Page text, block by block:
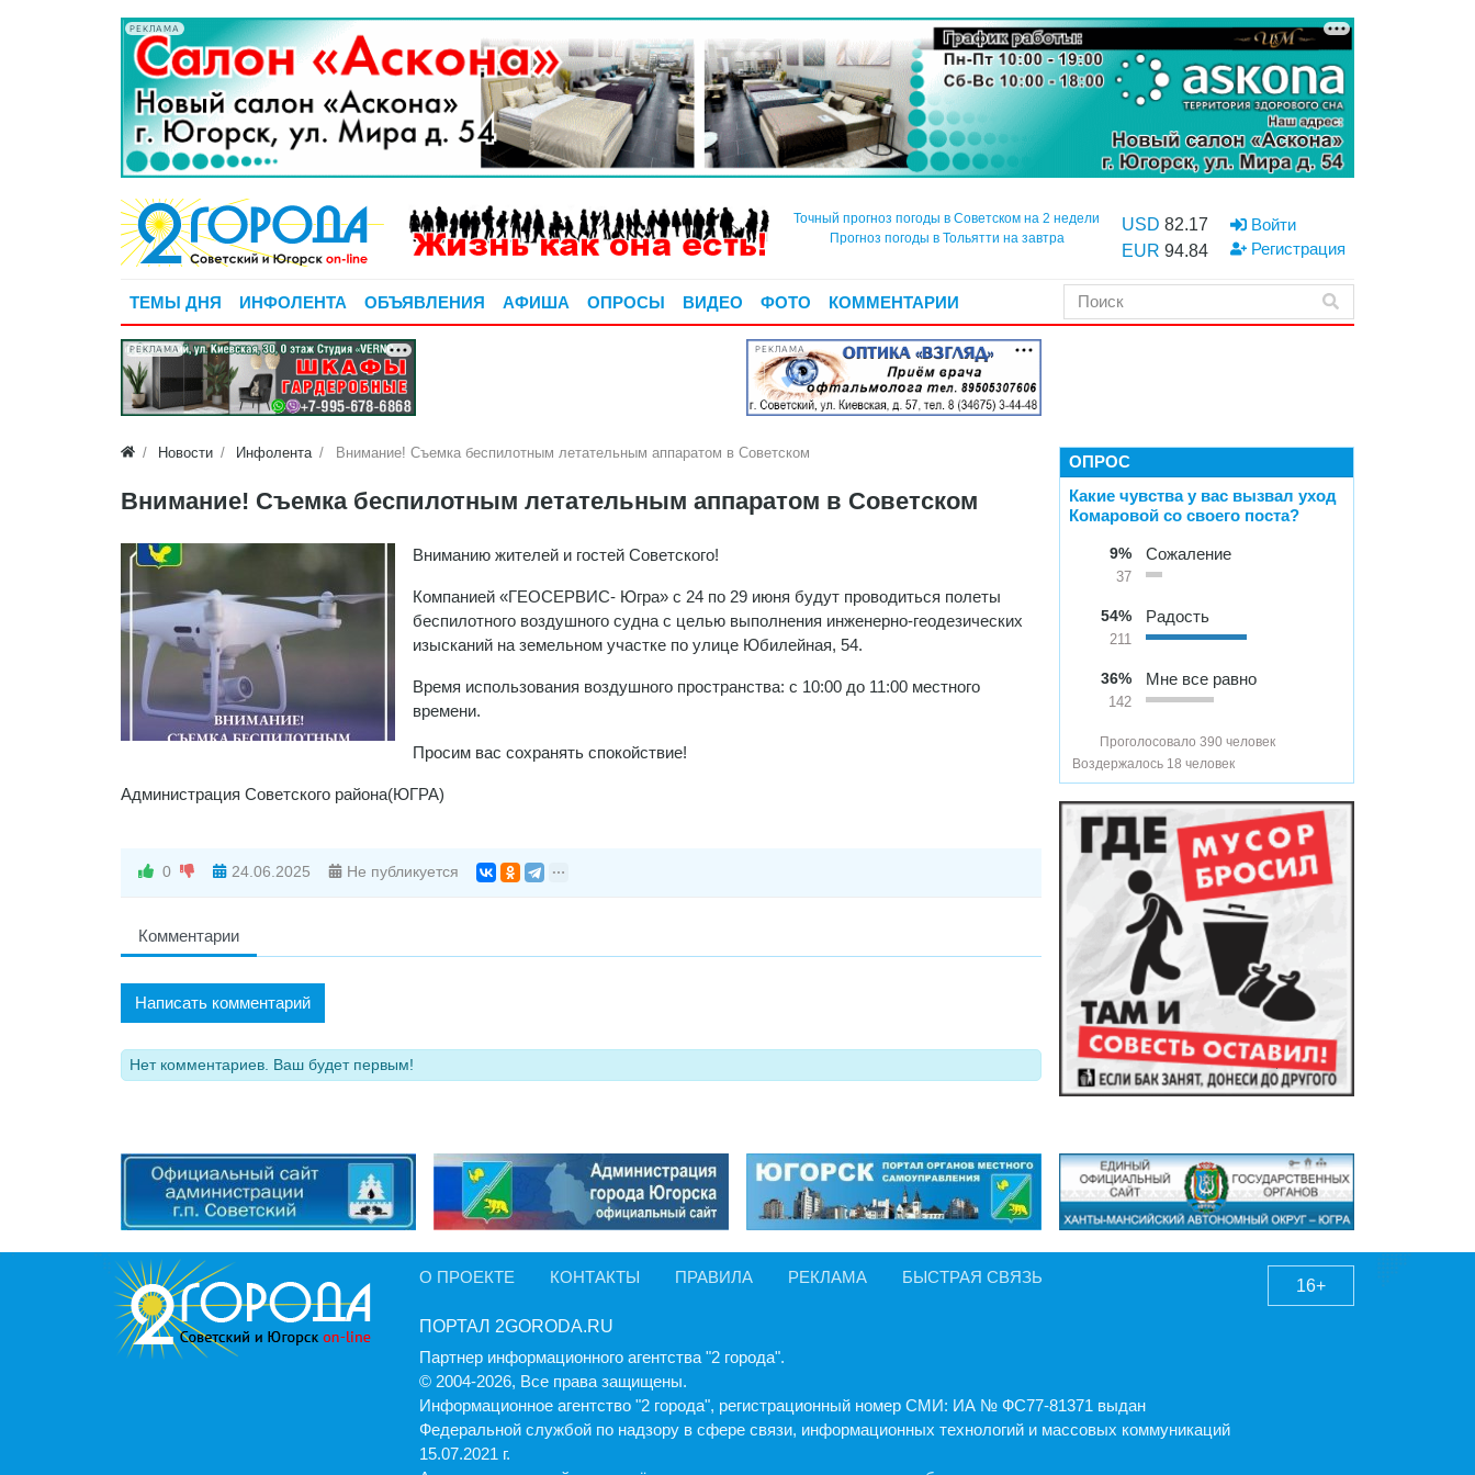
РЕКЛАМА
Точный прогноз погоды в Советском на 2 недели
Прогноз погоды в Тольятти на завтра
USD 82.17
EUR 94.84
Войти
Регистрация
ТЕМЫ ДНЯ ИНФОЛЕНТА ОБЪЯВЛЕНИЯ АФИША ОПРОСЫ ВИДЕО ФОТО КОММЕНТАРИИ
РЕКЛАМА РЕКЛАМА
Новости Инфолента Внимание! Съемка беспилотным летательным аппаратом в Советском
Внимание! Съемка беспилотным летательным аппаратом в Советском
Вниманию жителей и гостей Советского!
Компанией «ГЕОСЕРВИС- Югра» с 24 по 29 июня будут проводиться полеты
беспилотного воздушного судна с целью выполнения инженерно-геодезических
изысканий на земельном участке по улице Юбилейная, 54.
Время использования воздушного пространства: с 10:00 до 11:00 местного
времени.
Просим вас сохранять спокойствие!
Администрация Советского района(ЮГРА)
0 24.06.2025 Не публикуется
Комментарии
Написать комментарий
Нет комментариев. Ваш будет первым!
ОПРОС
Какие чувства у вас вызвал уход
Комаровой со своего поста?
9%
37
Сожаление
54%
211
Радость
36%
142
Мне все равно
Проголосовало 390 человек
Воздержалось 18 человек
О ПРОЕКТЕ КОНТАКТЫ ПРАВИЛА РЕКЛАМА БЫСТРАЯ СВЯЗЬ
ПОРТАЛ 2GORODA.RU
Партнер информационного агентства "2 города".
© 2004-2026, Все права защищены.
Информационное агентство "2 города", регистрационный номер СМИ: ИА № ФС77-81371 выдан
Федеральной службой по надзору в сфере связи, информационных технологий и массовых коммуникаций
15.07.2021 г.
16+